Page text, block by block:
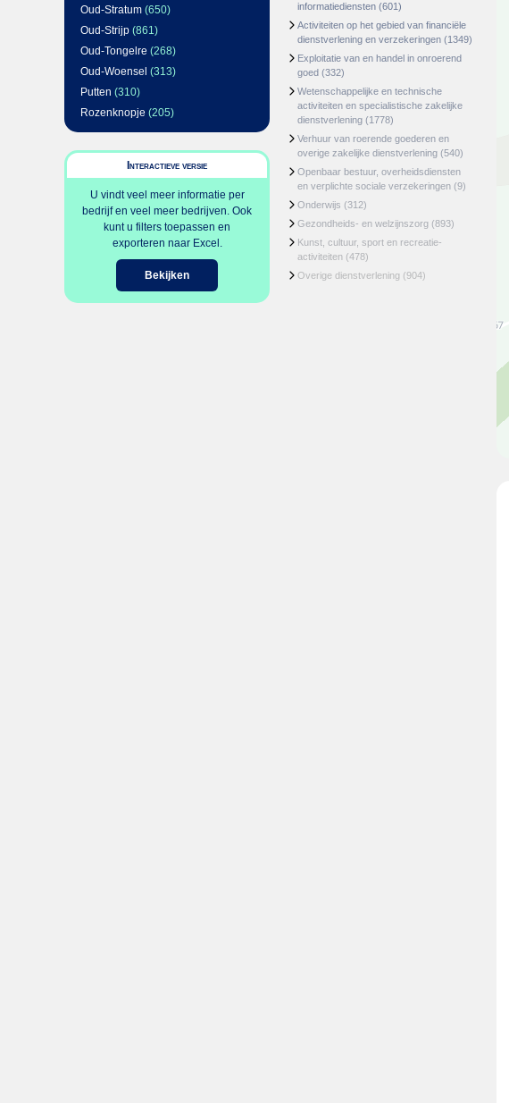
Oud-Stratum (650)
Oud-Strijp (861)
Oud-Tongelre (268)
Oud-Woensel (313)
Putten (310)
Rozenknopje (205)
Interactieve versie
U vindt veel meer informatie per
bedrijf en veel meer bedrijven. Ook
kunt u filters toepassen en
exporteren naar Excel.
Bekijken
informatiediensten (601)
Activiteiten op het gebied van financiële
dienstverlening en verzekeringen (1349)
Exploitatie van en handel in onroerend
goed (332)
Wetenschappelijke en technische
activiteiten en specialistische zakelijke
dienstverlening (1778)
Verhuur van roerende goederen en
overige zakelijke dienstverlening (540)
Openbaar bestuur, overheidsdiensten
en verplichte sociale verzekeringen (9)
Onderwijs (312)
Gezondheids- en welzijnszorg (893)
Kunst, cultuur, sport en recreatie-
activiteiten (478)
Overige dienstverlening (904)